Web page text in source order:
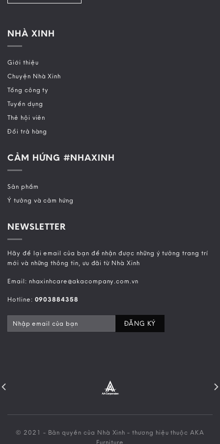
NHÀ XINH
Giới thiệu
Chuyện Nhà Xinh
Tổng công ty
Tuyển dụng
Thẻ hội viên
Đổi trả hàng
CẢM HỨNG #NHAXINH
Sản phẩm
Ý tưởng và cảm hứng
NEWSLETTER
Hãy để lại email của bạn để nhận được những ý tưởng trang trí
mới và những thông tin, ưu đãi từ Nhà Xinh
Email: nhaxinhcare@akacompany.com.vn
Hotline: 0903884358
© 2021 - Bản quyền của Nhà Xinh - thương hiệu thuộc AKA
Furniture